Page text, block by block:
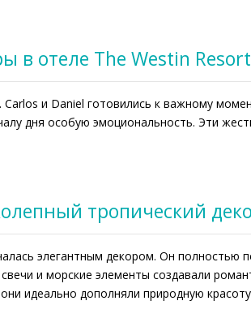
в отеле The Westin Resort
и Daniel готовились к важному
дня особую эмоциональность. Эти
тропический
элегантным декором. Он полностью
и морские элементы создавали
идеально дополняли природную